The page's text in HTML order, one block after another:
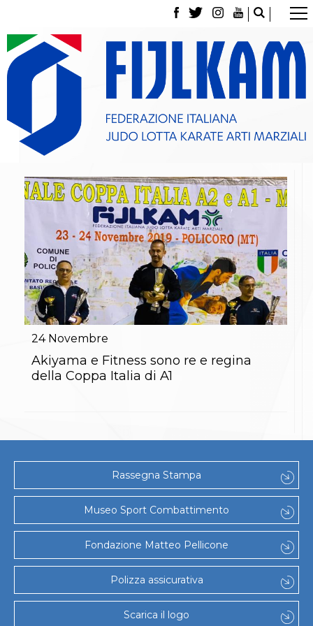
La Federazione
Tesseramento
Contatti
Norme e modulistica Affiliazioni e Tesseramenti
Classifica Società Sportive con più di 100 atleti
tesserati
Gare e Risultati
Archivio eventi
Dove siamo
Media
Partners
Trasparenza
Judo
La disciplina
News
Attività Didattica
Gare e Risultati
Albi Federali
Lotta
La disciplina
News
Karate
News
Gare e Risultati
Attività Didattica
Albi Federali
Arti marziali
Aikido
Ju Jitsu
Sumo
Capoeira
Grappling
BJJ
Pancrazio/Pankration
24 Novembre
Akiyama e Fitness sono re e regina
della Coppa Italia di A1
Rassegna Stampa
Museo Sport Combattimento
Fondazione Matteo Pellicone
Polizza assicurativa
Scarica il logo